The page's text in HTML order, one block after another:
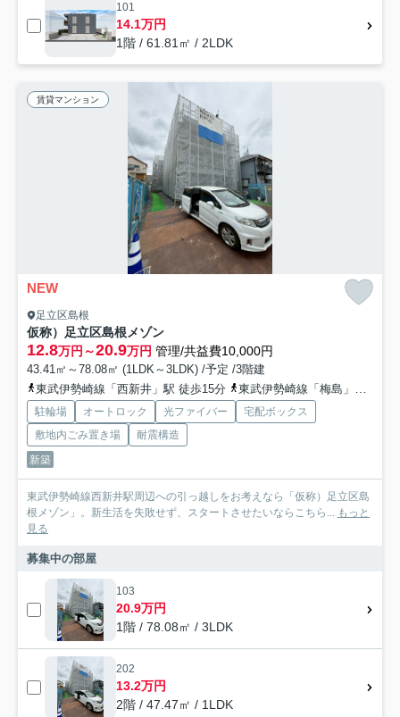
101
14.1万円
1階 / 61.81㎡ / 2LDK
賃貸マンション
NEW
足立区島根
仮称）足立区島根メゾン
12.8万円～20.9万円 管理/共益費10,000円
43.41㎡～78.08㎡ (1LDK～3LDK) /予定 /3階建
東武伊勢崎線「西新井」駅 徒歩15分
東武伊勢崎線「梅島」駅 徒歩14分
駐輪場 オートロック 光ファイバー
宅配ボックス
敷地内ごみ置き場
耐震構造
新築
東武伊勢崎線西新井駅周辺への引っ越しをお考えなら「仮称）足立区島
根メゾン」。新生活を失敗せず、スタートさせたいならこちら... もっと
見る
募集中の部屋
103
20.9万円
1階 / 78.08㎡ / 3LDK
202
13.2万円
2階 / 47.47㎡ / 1LDK